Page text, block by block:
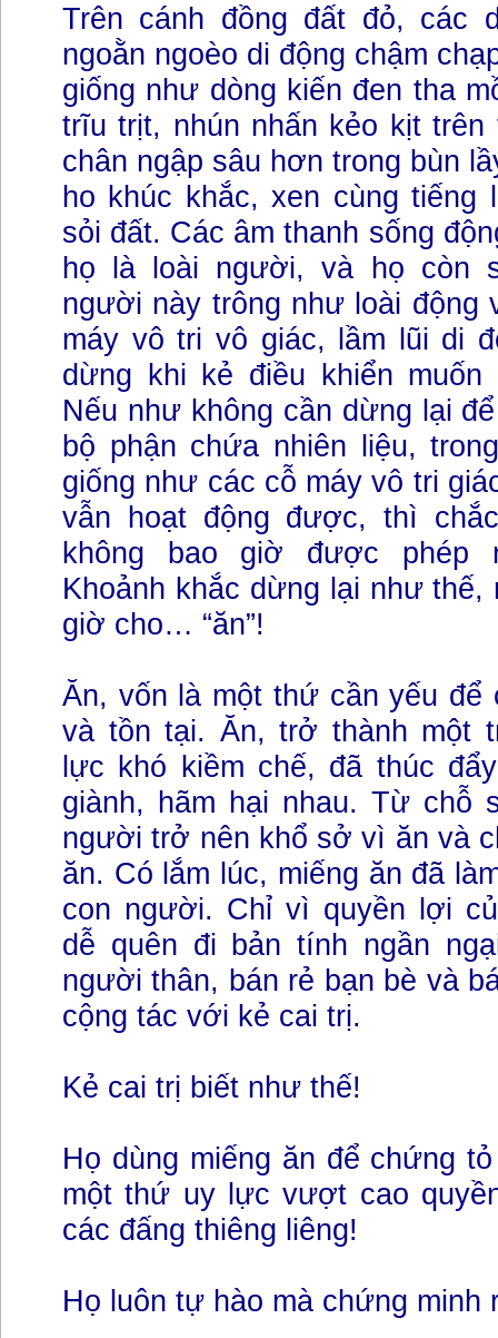
Trên cánh đồng đất đỏ, các
ngoằn ngoèo di động chậm
giống như dòng kiến đen tha
trĩu trịt, nhún nhấn kẻo kịt
chân ngập sâu hơn trong bùn
ho khúc khắc, xen cùng tiếng
sỏi đất. Các âm thanh sống
họ là loài người, và họ còn
người này trông như loài động
máy vô tri vô giác, lầm lũi di
dừng khi kẻ điều khiển muốn
Nếu như không cần dừng lại
bộ phận chứa nhiên liệu,
giống như các cỗ máy vô tri
vẫn hoạt động được, thì
không bao giờ được phép
Khoảnh khắc dừng lại như
giờ cho… “ăn”!
Ăn, vốn là một thứ cần yếu để
và tồn tại. Ăn, trở thành một
lực khó kiềm chế, đã thúc
giành, hãm hại nhau. Từ chỗ
người trở nên khổ sở vì ăn và
ăn. Có lắm lúc, miếng ăn đã
con người. Chỉ vì quyền lợi
dễ quên đi bản tính ngần
người thân, bán rẻ bạn bè và
cộng tác với kẻ cai trị.
Kẻ cai trị biết như thế!
Họ dùng miếng ăn để chứng
một thứ uy lực vượt cao
các đấng thiêng liêng!
Họ luôn tự hào mà chứng minh